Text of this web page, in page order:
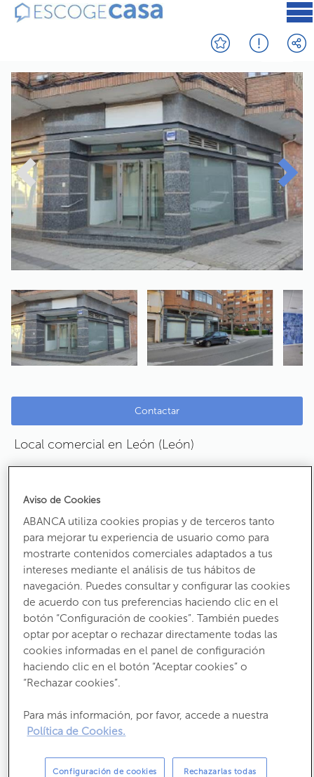
Contactar
Local comercial en León (León)
Ref:1019277
150.200 €
167.700 €
Ha bajado un
También en alquiler por900 €/mes
2 Baños
288m2útiles
Estado:
Segunda Mano
Año construcción: 1978
Emisiones:
40 kg CO2
/ año
Aviso de Cookies
ABANCA utiliza cookies propias y de terceros tanto
para mejorar tu experiencia de usuario como para
mostrarte contenidos comerciales adaptados a tus
intereses mediante el análisis de tus hábitos de
navegación. Puedes consultar y configurar las cookies
de acuerdo con tus preferencias haciendo clic en el
botón “Configuración de cookies”. También puedes
optar por aceptar o rechazar directamente todas las
cookies informadas en el panel de configuración
haciendo clic en el botón “Aceptar cookies” o
“Rechazar cookies”.
Para más información, por favor, accede a nuestra
Política de Cookies.
Configuración de cookies Rechazarlas todas